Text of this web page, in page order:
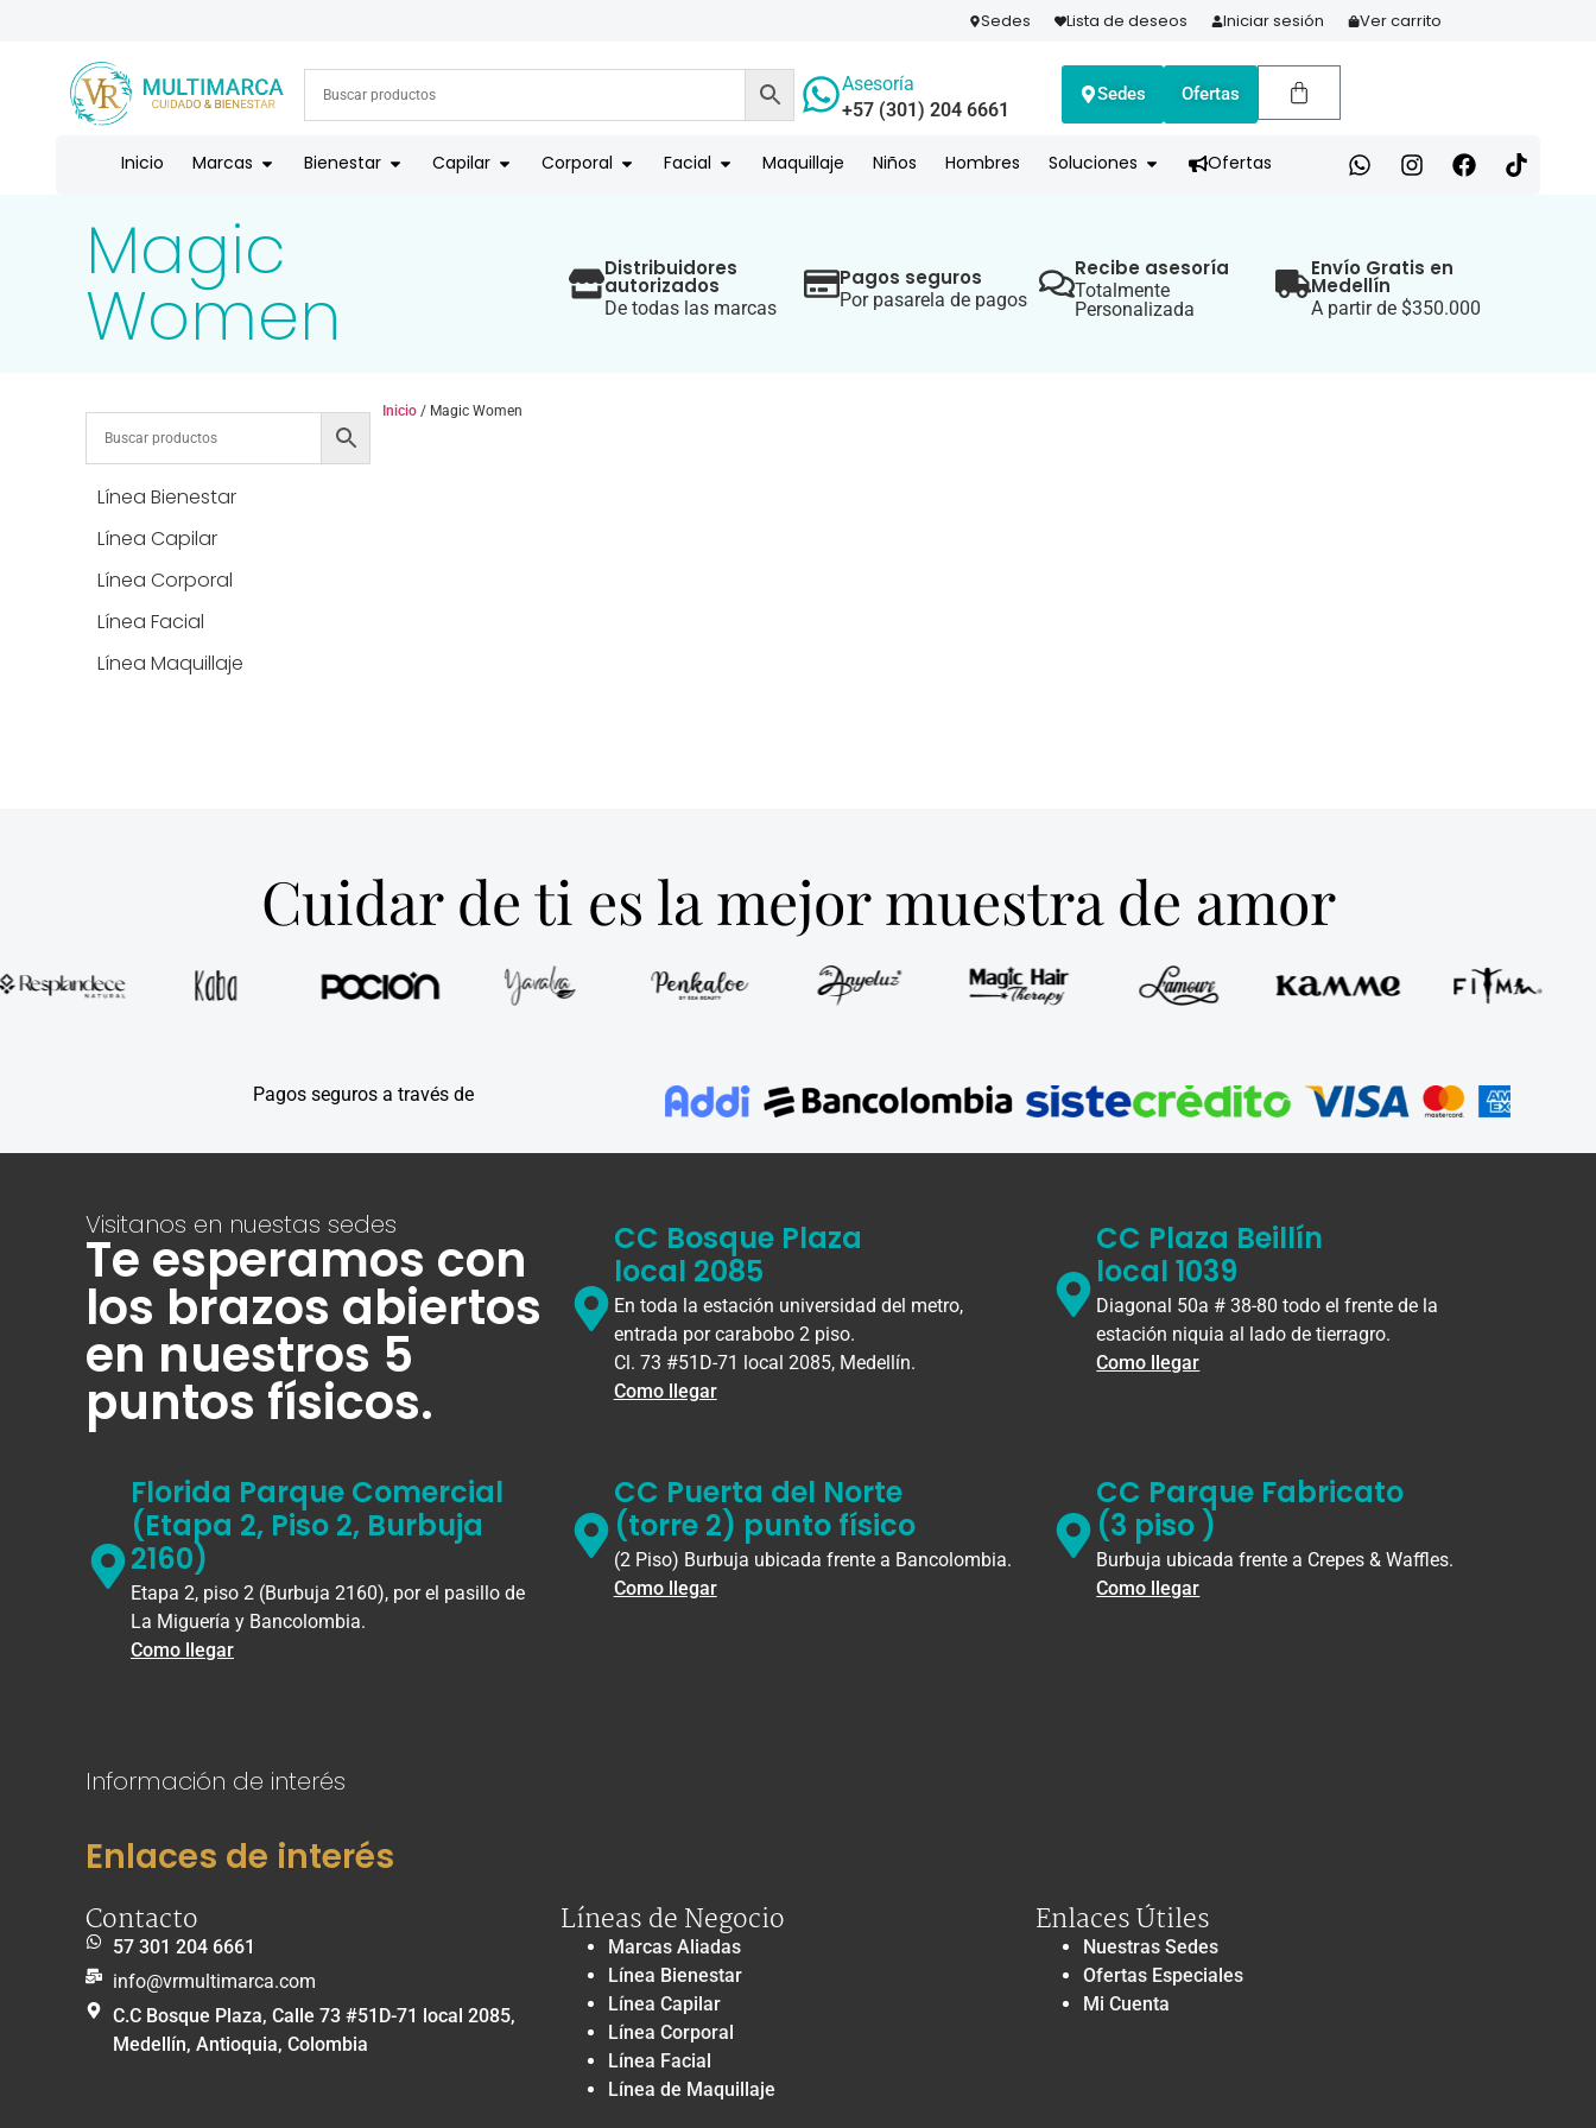
ENVÍOS A TODO EL PAÍS | RECIBIMOS TODOS LOS MEDIOS DE PAGO COMPRA HOY Y PAGA EN 3 CUOTAS CON ADDI
Sedes Lista de deseos Iniciar sesión Ver carrito
Asesoría
+57 (301) 204 6661
Sedes Ofertas
Inicio Marcas Bienestar Capilar Corporal Facial Maquillaje Niños Hombres Soluciones Ofertas
Magic
Women
Distribuidores
autorizados
De todas las marcas
Pagos seguros
Por pasarela de pagos
Recibe asesoría
Totalmente
Personalizada
Envío Gratis en
Medellín
A partir de $350.000
Línea Bienestar
Línea Capilar
Línea Corporal
Línea Facial
Línea Maquillaje
Inicio / Magic Women
Cuidar de ti es la mejor muestra de amor
Pagos seguros a través de
Visitanos en nuestas sedes
Te esperamos con
los brazos abiertos
en nuestros 5
puntos físicos.
CC Bosque Plaza
local 2085
En toda la estación universidad del metro,
entrada por carabobo 2 piso.
Cl. 73 #51D-71 local 2085, Medellín.
Como llegar
CC Plaza Beillín
local 1039
Diagonal 50a # 38-80 todo el frente de la
estación niquia al lado de tierragro.
Como llegar
Florida Parque Comercial
(Etapa 2, Piso 2, Burbuja
2160)
Etapa 2, piso 2 (Burbuja 2160), por el pasillo de
La Miguería y Bancolombia.
Como llegar
CC Puerta del Norte
(torre 2) punto físico
(2 Piso) Burbuja ubicada frente a Bancolombia.
Como llegar
CC Parque Fabricato
(3 piso )
Burbuja ubicada frente a Crepes & Waffles.
Como llegar
Información de interés
Enlaces de interés
Contacto
57 301 204 6661
info@vrmultimarca.com
C.C Bosque Plaza, Calle 73 #51D-71 local 2085,
Medellín, Antioquia, Colombia
Líneas de Negocio
Marcas Aliadas
Línea Bienestar
Línea Capilar
Línea Corporal
Línea Facial
Línea de Maquillaje
Enlaces Útiles
Nuestras Sedes
Ofertas Especiales
Mi Cuenta